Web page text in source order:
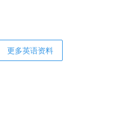
更多英语资料